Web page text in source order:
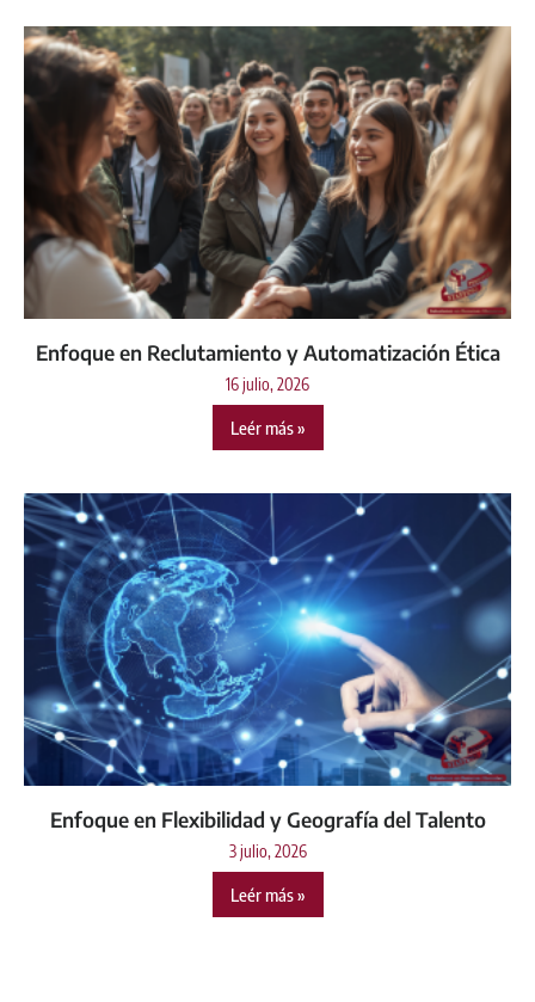
Enfoque en Reclutamiento y Automatización Ética
16 julio, 2026
Leér más »
Enfoque en Flexibilidad y Geografía del Talento
3 julio, 2026
Leér más »